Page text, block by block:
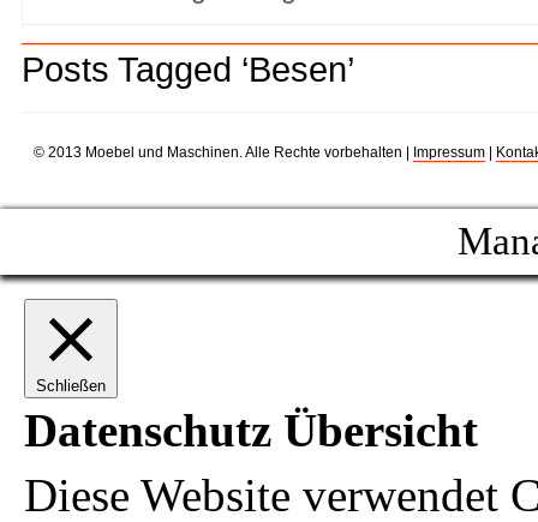
Posts Tagged ‘Besen’
© 2013 Moebel und Maschinen. Alle Rechte vorbehalten | Impressum|
Schließen
Datenschutz Übersicht
Diese Website verwendet